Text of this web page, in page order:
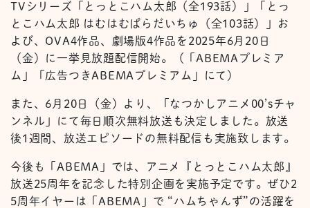
TVシリーズ「とっとこハム太郎（全193話）」「とっ
とこハム太郎 はむはむぱらだいちゅ（全103話）」お
よび、OVA4作品、劇場版4作品を2025年6月20日
（金）に一挙見放題配信開始。（「ABEMAプレミア
ム」「広告つきABEMAプレミアム」にて）
また、6月20日（金）より、「なつかしアニメ00’sチャ
ンネル」にて毎日順次無料放送も決定しました。放送
後1週間、放送エピソードの無料配信も実施致します。
今後も「ABEMA」では、アニメ『とっとこハム太郎』
放送25周年を記念した特別企画を実施予定です。ぜひ2
5周年イヤーは「ABEMA」で “ハムちゃんず”の活躍を